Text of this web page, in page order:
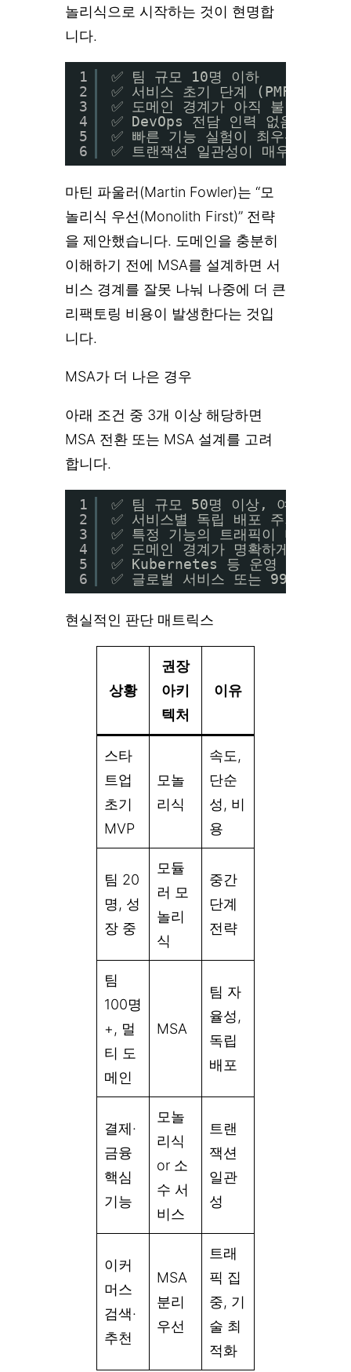
놀리식으로 시작하는 것이 현명합
니다.
1
2
3
4
5
6
✅ 팀 규모 10명 이하
✅ 서비스 초기 단계 (PMF 탐색
✅ 도메인 경계가 아직 불명확
✅ DevOps 전담 인력 없음
✅ 빠른 기능 실험이 최우선
✅ 트랜잭션 일관성이 매우 중요한
마틴 파울러(Martin Fowler)는 “모
놀리식 우선(Monolith First)” 전략
을 제안했습니다. 도메인을 충분히
이해하기 전에 MSA를 설계하면 서
비스 경계를 잘못 나눠 나중에 더 큰
리팩토링 비용이 발생한다는 것입
니다.
MSA가 더 나은 경우
아래 조건 중 3개 이상 해당하면
MSA 전환 또는 MSA 설계를 고려
합니다.
1
2
3
4
5
6
✅ 팀 규모 50명 이상, 여러 팀이
✅ 서비스별 독립 배포 주기가 필요
✅ 특정 기능의 트래픽이 다른 기
✅ 도메인 경계가 명확하게 정의됨
✅ Kubernetes 등 운영 인프라
✅ 글로벌 서비스 또는 99.99% 가
현실적인 판단 매트릭스
상황
권장
아키
텍처
이유
스타
트업
초기
MVP
모놀
리식
속도,
단순
성, 비
용
팀 20
명, 성
장 중
모듈
러 모
놀리
식
중간
단계
전략
팀
100명
+, 멀
티 도
메인
MSA
팀 자
율성,
독립
배포
결제·
금융
핵심
기능
모놀
리식
or 소
수 서
비스
트랜
잭션
일관
성
이커
머스
검색·
추천
MSA
분리
우선
트래
픽 집
중, 기
술 최
적화